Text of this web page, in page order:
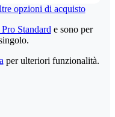
opzioni di acquisto
Standard e sono per
per ulteriori funzionalità.